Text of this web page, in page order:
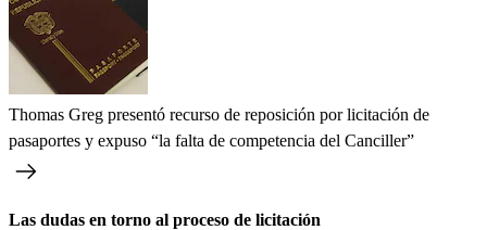
Thomas Greg presentó recurso de reposición por licitación de
pasaportes y expuso “la falta de competencia del Canciller”
Las dudas en torno al proceso de licitación